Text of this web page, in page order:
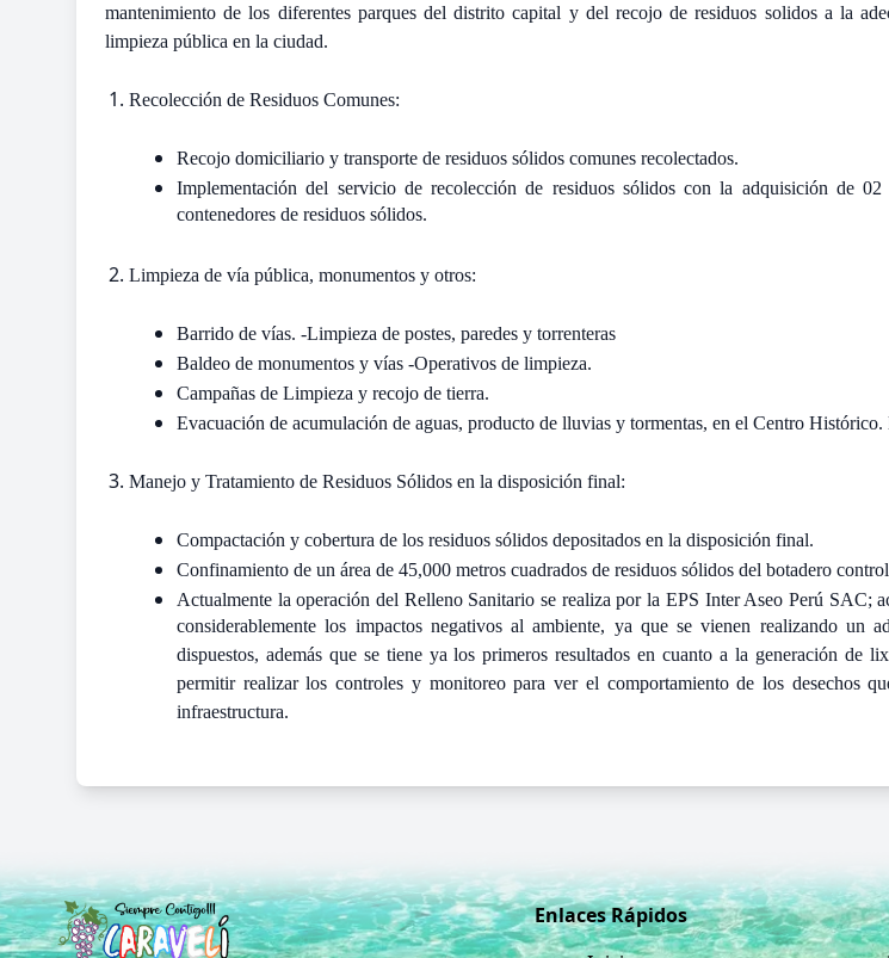
mantenimiento de los diferentes parques del distrito capital y del recojo de residuos solidos a la
limpieza pública en la ciudad.
Recolección de Residuos Comunes:
Recojo domiciliario y transporte de residuos sólidos comunes recolectados.
Implementación del servicio de recolección de residuos sólidos con la adquisición de
contenedores de residuos sólidos.
Limpieza de vía pública, monumentos y otros:
Barrido de vías. -Limpieza de postes, paredes y torrenteras
Baldeo de monumentos y vías -Operativos de limpieza.
Campañas de Limpieza y recojo de tierra.
Evacuación de acumulación de aguas, producto de lluvias y tormentas, en el Centro
Manejo y Tratamiento de Residuos Sólidos en la disposición final:
Compactación y cobertura de los residuos sólidos depositados en la disposición final.
Confinamiento de un área de 45,000 metros cuadrados de residuos sólidos del botadero
Actualmente la operación del Relleno Sanitario se realiza por la EPS Inter Aseo Perú SAC;
considerablemente los impactos negativos al ambiente, ya que se vienen realizando un
dispuestos, además que se tiene ya los primeros resultados en cuanto a la generación de
permitir realizar los controles y monitoreo para ver el comportamiento de los desechos
infraestructura.
Enlaces Rápidos